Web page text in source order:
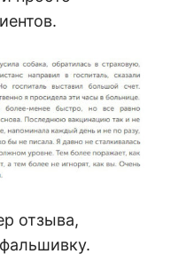
отзыва,